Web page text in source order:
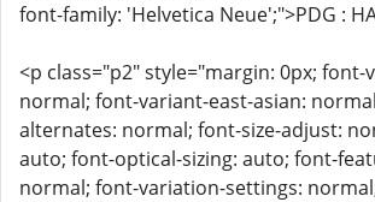
font-family: 'Helvetica Neue';">PDG :
<p class="p2" style="margin: 0px;
normal; font-variant-east-asian:
alternates: normal; font-size-adjust:
auto; font-optical-sizing: auto; font-
normal; font-variation-settings: